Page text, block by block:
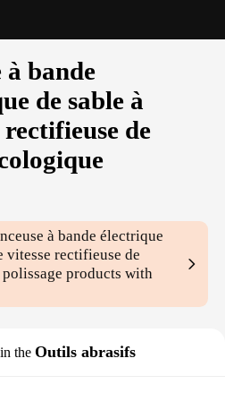
bande
de sable à
de
à bande électrique
vitesse rectifieuse de
products with
the Outils abrasifs